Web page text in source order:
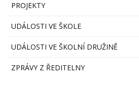
PROJEKTY
UDÁLOSTI VE ŠKOLE
UDÁLOSTI VE ŠKOLNÍ DRUŽINĚ
ZPRÁVY Z ŘEDITELNY